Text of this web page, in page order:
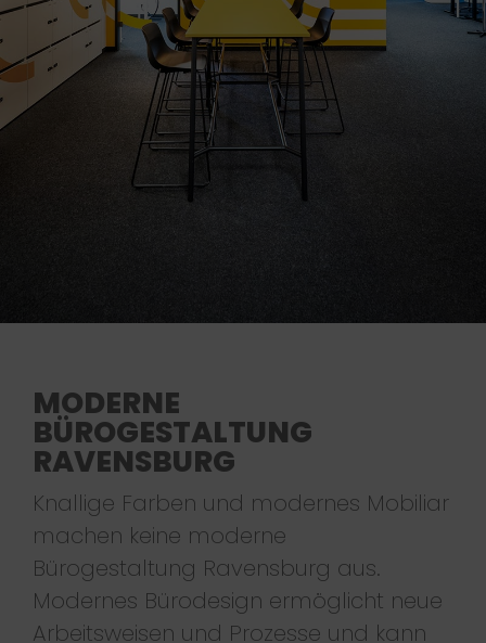
MODERNE
BÜROGESTALTUNG
RAVENSBURG
Knallige Farben und modernes Mobiliar
machen keine moderne
Bürogestaltung Ravensburg aus.
Modernes Bürodesign ermöglicht neue
Arbeitsweisen und Prozesse und kann